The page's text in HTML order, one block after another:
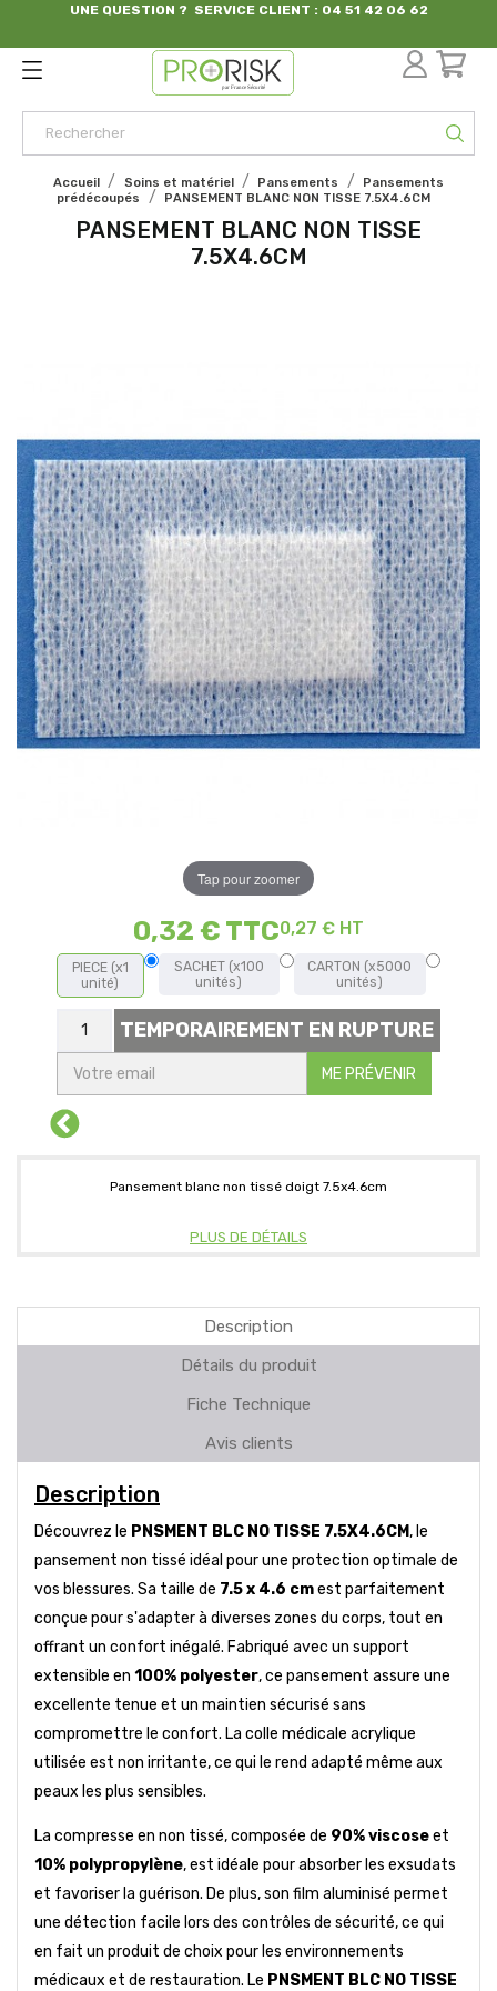
UNE QUESTION ? SERVICE CLIENT : 04 51 42 06 62
par France Sécurité
Accueil Soins et matériel Pansements
Pansements
prédécoupés
PANSEMENT BLANC NON TISSE 7.5X4.6CM
PANSEMENT BLANC NON TISSE
7.5X4.6CM
Tap pour zoomer
0,32 € TTC0,27 € HT
PIECE (x1
unité)
SACHET (x100
unités)
CARTON (x5000
unités)
TEMPORAIREMENT EN RUPTURE
ME PRÉVENIR
Pansement blanc non tissé doigt 7.5x4.6cm
PLUS DE DÉTAILS
Description
Détails du produit
Fiche Technique
Avis clients
Description
Découvrez le PNSMENT BLC NO TISSE 7.5X4.6CM, le
pansement non tissé idéal pour une protection optimale de
vos blessures. Sa taille de 7.5 x 4.6 cmest parfaitement
conçue pour s'adapter à diverses zones du corps, tout en
offrant un confort inégalé. Fabriqué avec un support
extensible en 100% polyester, ce pansement assure une
excellente tenue et un maintien sécurisé sans
compromettre le confort. La colle médicale acrylique
utilisée est non irritante, ce qui le rend adapté même aux
peaux les plus sensibles.
La compresse en non tissé, composée de 90% viscoseet
10% polypropylène, est idéale pour absorber les exsudats
et favoriser la guérison. De plus, son film aluminisé permet
une détection facile lors des contrôles de sécurité, ce qui
en fait un produit de choix pour les environnements
médicaux et de restauration. Le PNSMENT BLC NO TISSE